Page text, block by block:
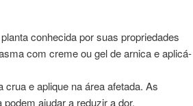
conhecida por suas propriedades
com creme ou gel de arnica e aplicá-
crua e aplique na área afetada. As
ajudar a reduzir a dor.